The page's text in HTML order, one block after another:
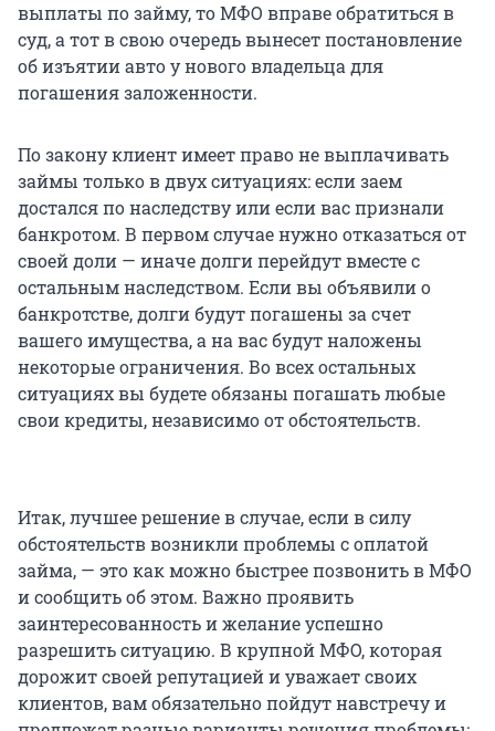
выплаты по займу, то МФО вправе обратиться в
суд, а тот в свою очередь вынесет постановление
об изъятии авто у нового владельца для
погашения заложенности.
По закону клиент имеет право не выплачивать
займы только в двух ситуациях: если заем
достался по наследству или если вас признали
банкротом. В первом случае нужно отказаться от
своей доли — иначе долги перейдут вместе с
остальным наследством. Если вы объявили о
банкротстве, долги будут погашены за счет
вашего имущества, а на вас будут наложены
некоторые ограничения. Во всех остальных
ситуациях вы будете обязаны погашать любые
свои кредиты, независимо от обстоятельств.
Итак, лучшее решение в случае, если в силу
обстоятельств возникли проблемы с оплатой
займа, — это как можно быстрее позвонить в МФО
и сообщить об этом. Важно проявить
заинтересованность и желание успешно
разрешить ситуацию. В крупной МФО, которая
дорожит своей репутацией и уважает своих
клиентов, вам обязательно пойдут навстречу и